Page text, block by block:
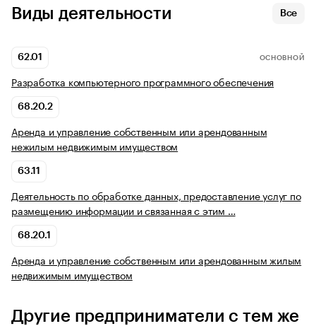
Виды деятельности Все
62.01 ОСНОВНОЙ
Разработка компьютерного программного обеспечения
68.20.2
Аренда и управление собственным или арендованным
нежилым недвижимым имуществом
63.11
Деятельность по обработке данных, предоставление услуг по
размещению информации и связанная с этим …
68.20.1
Аренда и управление собственным или арендованным жилым
недвижимым имуществом
Другие предприниматели с тем же